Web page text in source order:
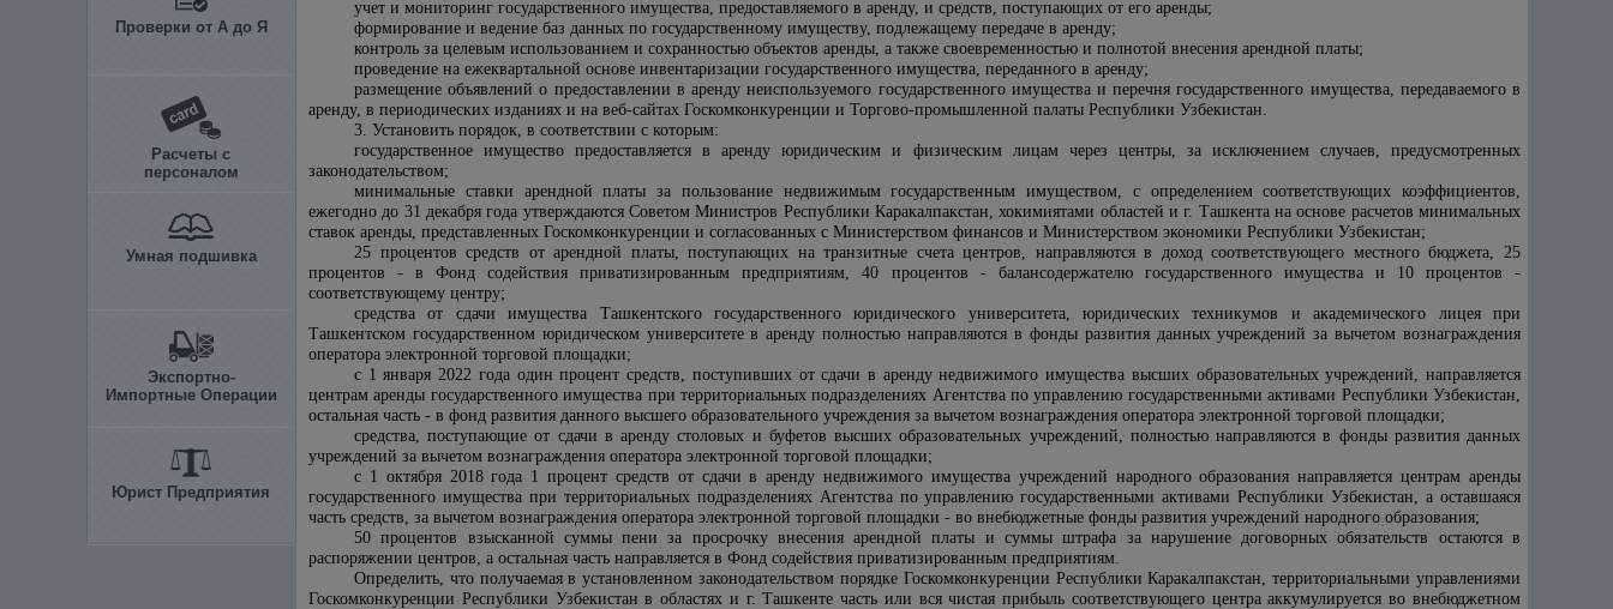
Проверки от А до Я
Расчеты с
персоналом
Умная подшивка
Экспортно-
Импортные Операции
Юрист Предприятия
учет и мониторинг государственного имущества, предоставляемого в аренду, и средств, поступающих от его аренды;
формирование и ведение баз данных по государственному имуществу, подлежащему передаче в аренду;
контроль за целевым использованием и сохранностью объектов аренды, а также своевременностью и полнотой внесения арендной платы;
проведение на ежеквартальной основе инвентаризации государственного имущества, переданного в аренду;
размещение объявлений о предоставлении в аренду неиспользуемого государственного имущества и перечня государственного имущества, передаваемого в
аренду, в периодических изданиях и на веб-сайтах Госкомконкуренции и Торгово-промышленной палаты Республики Узбекистан.
3. Установить порядок, в соответствии с которым:
государственное имущество предоставляется в аренду юридическим и физическим лицам через центры, за исключением случаев, предусмотренных
законодательством;
минимальные ставки арендной платы за пользование недвижимым государственным имуществом, с определением соответствующих коэффициентов,
ежегодно до 31 декабря года утверждаются Советом Министров Республики Каракалпакстан, хокимиятами областей и г. Ташкента на основе расчетов минимальных
ставок аренды, представленных Госкомконкуренции и согласованных с Министерством финансов и Министерством экономики Республики Узбекистан;
25 процентов средств от арендной платы, поступающих на транзитные счета центров, направляются в доход соответствующего местного бюджета, 25
процентов - в Фонд содействия приватизированным предприятиям, 40 процентов - балансодержателю государственного имущества и 10 процентов -
соответствующему центру;
средства от сдачи имущества Ташкентского государственного юридического университета, юридических техникумов и академического лицея при
Ташкентском государственном юридическом университете в аренду полностью направляются в фонды развития данных учреждений за вычетом вознаграждения
оператора электронной торговой площадки;
с 1 января 2022 года один процент средств, поступивших от сдачи в аренду недвижимого имущества высших образовательных учреждений, направляется
центрам аренды государственного имущества при территориальных подразделениях Агентства по управлению государственными активами Республики Узбекистан,
остальная часть - в фонд развития данного высшего образовательного учреждения за вычетом вознаграждения оператора электронной торговой площадки;
средства, поступающие от сдачи в аренду столовых и буфетов высших образовательных учреждений, полностью направляются в фонды развития данных
учреждений за вычетом вознаграждения оператора электронной торговой площадки;
с 1 октября 2018 года 1 процент средств от сдачи в аренду недвижимого имущества учреждений народного образования направляется центрам аренды
государственного имущества при территориальных подразделениях Агентства по управлению государственными активами Республики Узбекистан, а оставшаяся
часть средств, за вычетом вознаграждения оператора электронной торговой площадки - во внебюджетные фонды развития учреждений народного образования;
50 процентов взысканной суммы пени за просрочку внесения арендной платы и суммы штрафа за нарушение договорных обязательств остаются в
распоряжении центров, а остальная часть направляется в Фонд содействия приватизированным предприятиям.
Определить, что получаемая в установленном законодательством порядке Госкомконкуренции Республики Каракалпакстан, территориальными управлениями
Госкомконкуренции Республики Узбекистан в областях и г. Ташкенте часть или вся чистая прибыль соответствующего центра аккумулируется во внебюджетном